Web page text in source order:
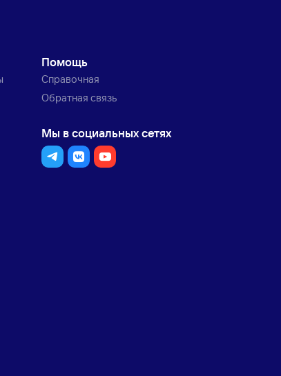
Помощь
Справочная
Обратная связь
Мы в социальных сетях